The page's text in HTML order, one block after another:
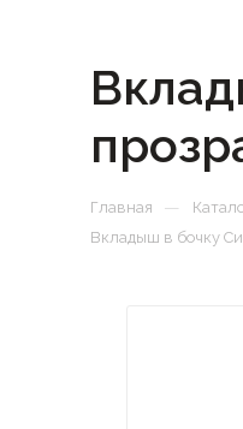
Главная —
Вкладыш в бочку